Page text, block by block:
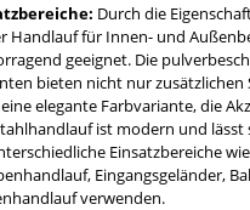
Durch die
Handlauf für Innen- und
geeignet. Die
bieten nicht nur zusätzlichen
elegante Farbvariante, die
ist modern und lässt
Einsatzbereiche wie
Eingangsgeländer,
verwenden.